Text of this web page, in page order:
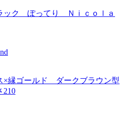
ク ぽってり Ｎｉｃｏｌａ
縁ゴールド ダークブラウン型
210